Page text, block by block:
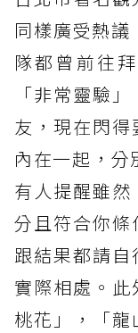
同樣廣受熱
隊都曾前往
「非常靈驗
友，現在閃得
內在一起，
有人提醒雖
分且符合你條
跟結果都請
實際相處。
桃花」，「龍